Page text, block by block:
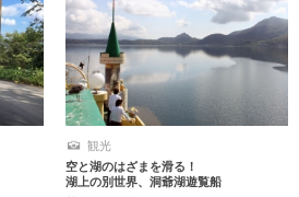
観光
空と湖のはざまを滑る！
湖上の別世界、洞爺湖遊覧船